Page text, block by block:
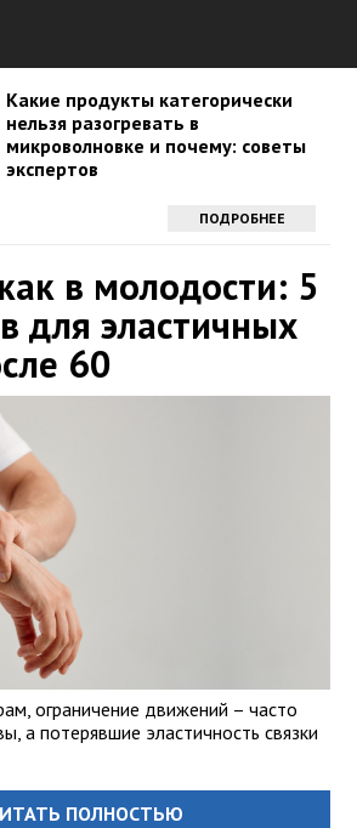
Какие продукты категорически
нельзя разогревать в
микроволновке и почему: советы
экспертов
ПОДРОБНЕЕ
в молодости: 5
для эластичных
60
ограничение движений – часто
а потерявшие эластичность связки
ПОЛНОСТЬЮ